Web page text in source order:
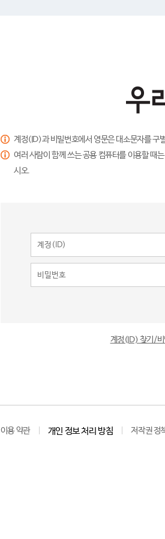
계정(ID)과 비밀번호에서 영문은 대소문자를 구
여러 사람이 함께 쓰는 공용 컴퓨터를 이용할 때
시오.
계정(ID) 찾기/비
이용 약관 개인 정보 처리 방침 저작권 정